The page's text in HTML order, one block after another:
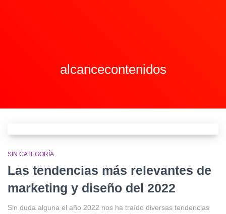
alcancecontenidos
SIN CATEGORÍA
Las tendencias más relevantes de
marketing y diseño del 2022
Sin duda alguna el año 2022 nos ha traído diversas tendencias